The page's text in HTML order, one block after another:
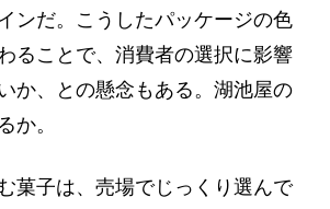
ンだ。こうしたパッケージの色
ることで、消費者の選択に影響
か、との懸念もある。湖池屋の
か。
菓子は、売場でじっくり選んで